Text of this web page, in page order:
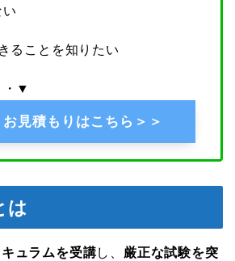
ることを知りたい
・▼
見積もりはこちら＞＞
は
ュラムを受講し、 厳正な試験を突